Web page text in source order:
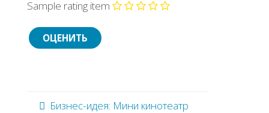
Sample rating item
Бизнес-идея: Мини кинотеатр